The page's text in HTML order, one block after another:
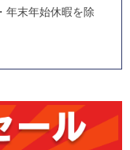
末年始休暇を除